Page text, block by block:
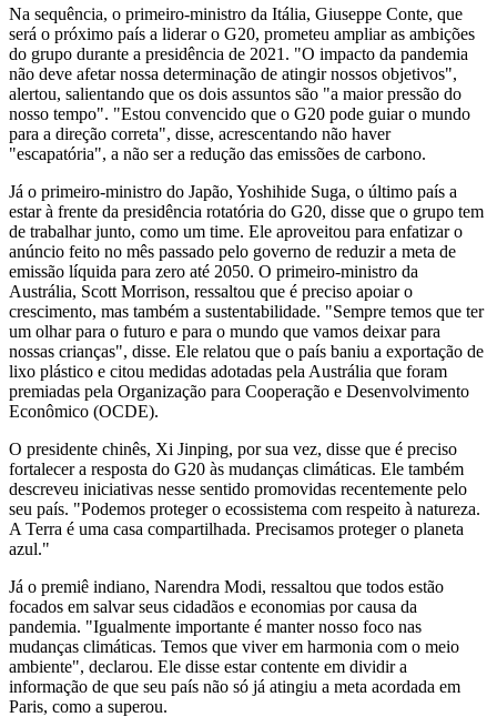
Na sequência, o primeiro-ministro da Itália, Giuseppe Conte, que
será o próximo país a liderar o G20, prometeu ampliar as ambições
do grupo durante a presidência de 2021. "O impacto da pandemia
não deve afetar nossa determinação de atingir nossos objetivos",
alertou, salientando que os dois assuntos são "a maior pressão do
nosso tempo". "Estou convencido que o G20 pode guiar o mundo
para a direção correta", disse, acrescentando não haver
"escapatória", a não ser a redução das emissões de carbono.
Já o primeiro-ministro do Japão, Yoshihide Suga, o último país a
estar à frente da presidência rotatória do G20, disse que o grupo tem
de trabalhar junto, como um time. Ele aproveitou para enfatizar o
anúncio feito no mês passado pelo governo de reduzir a meta de
emissão líquida para zero até 2050. O primeiro-ministro da
Austrália, Scott Morrison, ressaltou que é preciso apoiar o
crescimento, mas também a sustentabilidade. "Sempre temos que ter
um olhar para o futuro e para o mundo que vamos deixar para
nossas crianças", disse. Ele relatou que o país baniu a exportação de
lixo plástico e citou medidas adotadas pela Austrália que foram
premiadas pela Organização para Cooperação e Desenvolvimento
Econômico (OCDE).
O presidente chinês, Xi Jinping, por sua vez, disse que é preciso
fortalecer a resposta do G20 às mudanças climáticas. Ele também
descreveu iniciativas nesse sentido promovidas recentemente pelo
seu país. "Podemos proteger o ecossistema com respeito à natureza.
A Terra é uma casa compartilhada. Precisamos proteger o planeta
azul."
Já o premiê indiano, Narendra Modi, ressaltou que todos estão
focados em salvar seus cidadãos e economias por causa da
pandemia. "Igualmente importante é manter nosso foco nas
mudanças climáticas. Temos que viver em harmonia com o meio
ambiente", declarou. Ele disse estar contente em dividir a
informação de que seu país não só já atingiu a meta acordada em
Paris, como a superou.